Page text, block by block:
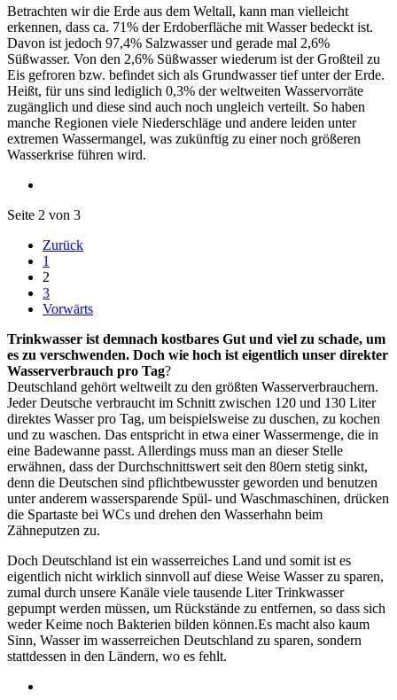
Betrachten wir die Erde aus dem Weltall, kann man vielleicht
erkennen, dass ca. 71% der Erdoberfläche mit Wasser bedeckt ist.
Davon ist jedoch 97,4% Salzwasser und gerade mal 2,6%
Süßwasser. Von den 2,6% Süßwasser wiederum ist der Großteil zu
Eis gefroren bzw. befindet sich als Grundwasser tief unter der Erde.
Heißt, für uns sind lediglich 0,3% der weltweiten Wasservorräte
zugänglich und diese sind auch noch ungleich verteilt. So haben
manche Regionen viele Niederschläge und andere leiden unter
extremen Wassermangel, was zukünftig zu einer noch größeren
Wasserkrise führen wird.
Seite 2 von 3
Zurück
1
2
3
Vorwärts
Trinkwasser ist demnach kostbares Gut und viel zu schade, um
es zu verschwenden. Doch wie hoch ist eigentlich unser direkter
Wasserverbrauch pro Tag?
Deutschland gehört weltweilt zu den größten Wasserverbrauchern.
Jeder Deutsche verbraucht im Schnitt zwischen 120 und 130 Liter
direktes Wasser pro Tag, um beispielsweise zu duschen, zu kochen
und zu waschen. Das entspricht in etwa einer Wassermenge, die in
eine Badewanne passt. Allerdings muss man an dieser Stelle
erwähnen, dass der Durchschnittswert seit den 80ern stetig sinkt,
denn die Deutschen sind pflichtbewusster geworden und benutzen
unter anderem wassersparende Spül- und Waschmaschinen, drücken
die Spartaste bei WCs und drehen den Wasserhahn beim
Zähneputzen zu.
Doch Deutschland ist ein wasserreiches Land und somit ist es
eigentlich nicht wirklich sinnvoll auf diese Weise Wasser zu sparen,
zumal durch unsere Kanäle viele tausende Liter Trinkwasser
gepumpt werden müssen, um Rückstände zu entfernen, so dass sich
weder Keime noch Bakterien bilden können.Es macht also kaum
Sinn, Wasser im wasserreichen Deutschland zu sparen, sondern
stattdessen in den Ländern, wo es fehlt.